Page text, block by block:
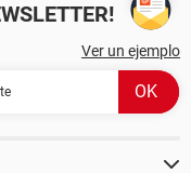
Ver un ejemplo